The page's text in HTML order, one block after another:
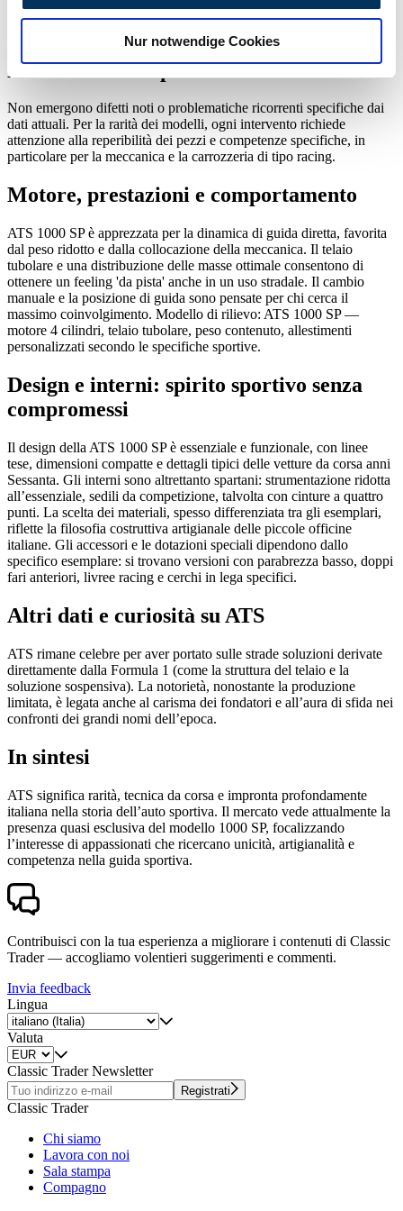
analysieren. Außerdem geben wir Informationen zu Ihrer
Verwendung unserer Website an unsere Partner für
soziale Medien, Werbung und Analysen weiter. Unsere
Partner führen diese Informationen möglicherweise mit
weiteren Daten zusammen, die Sie ihnen bereitgestellt
haben oder die sie im Rahmen Ihrer Nutzung der Dienste
gesammelt haben.Datenschutzerklärung
Nur notwendige Cookies
motore ai dettagli dell’allestimento, aumentando così il valore di
Manutenzione e punti critici
Non emergono difetti noti o problematiche ricorrenti specifiche dai
dati attuali. Per la rarità dei modelli, ogni intervento richiede
attenzione alla reperibilità dei pezzi e competenze specifiche, in
particolare per la meccanica e la carrozzeria di tipo racing.
Motore, prestazioni e comportamento
ATS 1000 SP è apprezzata per la dinamica di guida diretta, favorita
dal peso ridotto e dalla collocazione della meccanica. Il telaio
tubolare e una distribuzione delle masse ottimale consentono di
ottenere un feeling 'da pista' anche in un uso stradale. Il cambio
manuale e la posizione di guida sono pensate per chi cerca il
massimo coinvolgimento. Modello di rilievo: ATS 1000 SP —
motore 4 cilindri, telaio tubolare, peso contenuto, allestimenti
personalizzati secondo le specifiche sportive.
Design e interni: spirito sportivo senza
compromessi
Il design della ATS 1000 SP è essenziale e funzionale, con linee
tese, dimensioni compatte e dettagli tipici delle vetture da corsa anni
Sessanta. Gli interni sono altrettanto spartani: strumentazione ridotta
all’essenziale, sedili da competizione, talvolta con cinture a quattro
punti. La scelta dei materiali, spesso differenziata tra gli esemplari,
riflette la filosofia costruttiva artigianale delle piccole officine
italiane. Gli accessori e le dotazioni speciali dipendono dallo
specifico esemplare: si trovano versioni con parabrezza basso, doppi
fari anteriori, livree racing e cerchi in lega specifici.
Altri dati e curiosità su ATS
ATS rimane celebre per aver portato sulle strade soluzioni derivate
direttamente dalla Formula 1 (come la struttura del telaio e la
soluzione sospensiva). La notorietà, nonostante la produzione
limitata, è legata anche al carisma dei fondatori e all’aura di sfida nei
confronti dei grandi nomi dell’epoca.
In sintesi
ATS significa rarità, tecnica da corsa e impronta profondamente
italiana nella storia dell’auto sportiva. Il mercato vede attualmente la
presenza quasi esclusiva del modello 1000 SP, focalizzando
l’interesse di appassionati che ricercano unicità, artigianalità e
competenza nella guida sportiva.
Contribuisci con la tua esperienza a migliorare i contenuti di Classic
Trader — accogliamo volentieri suggerimenti e commenti.
Invia feedback
Lingua
Valuta
Classic Trader Newsletter
Registrati
Classic Trader
Chi siamo
Lavora con noi
Sala stampa
Compagno